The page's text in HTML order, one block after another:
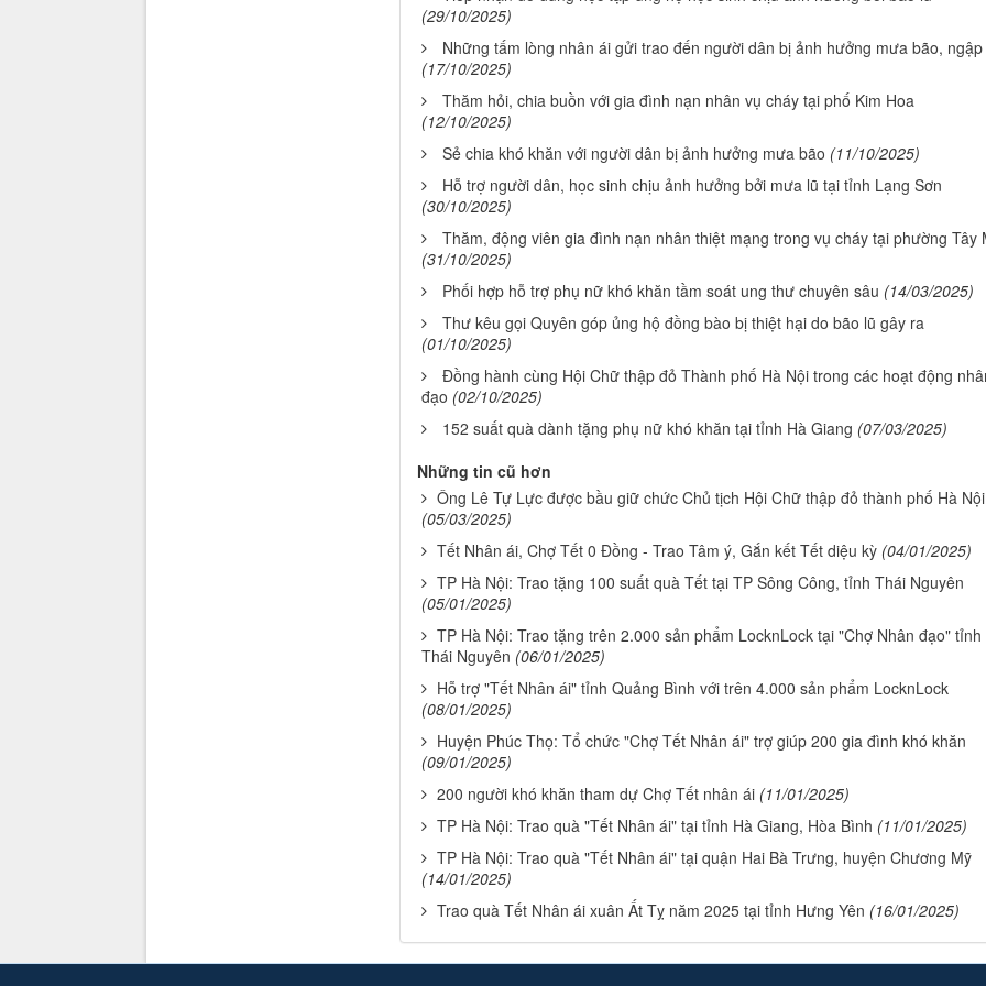
(29/10/2025)
Những tấm lòng nhân ái gửi trao đến người dân bị ảnh hưởng mưa bão, ngập
(17/10/2025)
Thăm hỏi, chia buồn với gia đình nạn nhân vụ cháy tại phố Kim Hoa
(12/10/2025)
Sẻ chia khó khăn với người dân bị ảnh hưởng mưa bão (11/10/2025)
Hỗ trợ người dân, học sinh chịu ảnh hưởng bởi mưa lũ tại tỉnh Lạng Sơn
(30/10/2025)
Thăm, động viên gia đình nạn nhân thiệt mạng trong vụ cháy tại phường Tây
(31/10/2025)
Phối hợp hỗ trợ phụ nữ khó khăn tầm soát ung thư chuyên sâu (14/03/2025)
Thư kêu gọi Quyên góp ủng hộ đồng bào bị thiệt hại do bão lũ gây ra
(01/10/2025)
Đồng hành cùng Hội Chữ thập đỏ Thành phố Hà Nội trong các hoạt động
đạo (02/10/2025)
152 suất quà dành tặng phụ nữ khó khăn tại tỉnh Hà Giang (07/03/2025)
Những tin cũ hơn
Ông Lê Tự Lực được bầu giữ chức Chủ tịch Hội Chữ thập đỏ thành phố Hà Nội
(05/03/2025)
Tết Nhân ái, Chợ Tết 0 Đồng - Trao Tâm ý, Gắn kết Tết diệu kỳ (04/01/2025)
TP Hà Nội: Trao tặng 100 suất quà Tết tại TP Sông Công, tỉnh Thái Nguyên
(05/01/2025)
TP Hà Nội: Trao tặng trên 2.000 sản phẩm LocknLock tại "Chợ Nhân đạo" tỉnh
Thái Nguyên (06/01/2025)
Hỗ trợ "Tết Nhân ái" tỉnh Quảng Bình với trên 4.000 sản phẩm LocknLock
(08/01/2025)
Huyện Phúc Thọ: Tổ chức "Chợ Tết Nhân ái" trợ giúp 200 gia đình khó khăn
(09/01/2025)
200 người khó khăn tham dự Chợ Tết nhân ái (11/01/2025)
TP Hà Nội: Trao quà "Tết Nhân ái" tại tỉnh Hà Giang, Hòa Bình (11/01/2025)
TP Hà Nội: Trao quà "Tết Nhân ái" tại quận Hai Bà Trưng, huyện Chương Mỹ
(14/01/2025)
Trao quà Tết Nhân ái xuân Ất Tỵ năm 2025 tại tỉnh Hưng Yên (16/01/2025)